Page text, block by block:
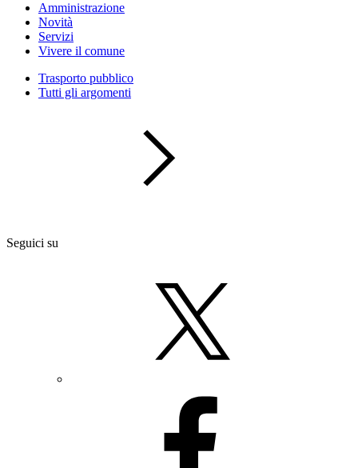
Amministrazione
Novità
Servizi
Vivere il comune
Trasporto pubblico
Tutti gli argomenti
Seguici su